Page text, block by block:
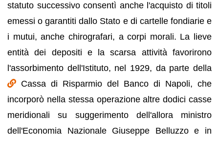
statuto successivo consentì anche l'acquisto di titoli
emessi o garantiti dallo Stato e di cartelle fondiarie e
i mutui, anche chirografari, a corpi morali. La lieve
entità dei depositi e la scarsa attività favorirono
l'assorbimento dell'Istituto, nel 1929, da parte della
Cassa di Risparmio del Banco di Napoli, che
incorporò nella stessa operazione altre dodici casse
meridionali su suggerimento dell'allora ministro
dell'Economia Nazionale Giuseppe Belluzzo e in